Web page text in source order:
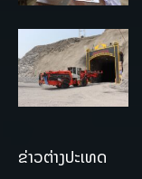
ຂ່າວຕ່າງປະເທດ